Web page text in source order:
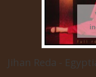
Jihan Reda -